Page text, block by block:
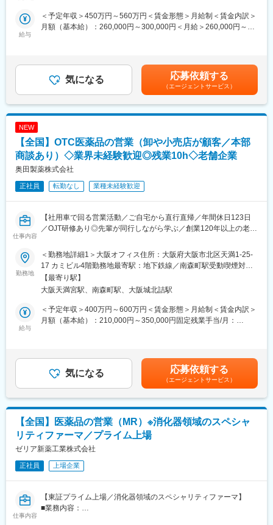
の駐在の場合もあります。
勤務可能性がある住所：
東京都中央区日本橋堀留町1-11-12ＪＰＲ日本橋堀留ビル2階
埼玉県さいたま市大宮区桜木町1-11-9ﾆｯｾｲ大宮桜木町ﾋﾞﾙ9F
事業内容：医療用医薬品分野（医薬品部門）
域です。対象となる診療科は多いですが、特に高齢者医療や女性
医療に注力しています。
Medical Representative（メディカル・リプレゼンタティブ）の
略で、日本語では「医薬情報担当者」を意味します。医師や薬剤
師などの医療従事者に対して、自社製品である漢方薬に関する情
報を提供し、漢方薬の適正使用を促進する役割を担っています。
入社後、未経験の方は2か月間（8~9月）、経験者の方も1ヶ月間
（8月）本社研修がありしっかりとフォローします。漢方業界が初
めての方でもご安心ください！内容は学術（医薬品・漢方薬）、
情報提供や説明会のロールプレイイング等インプット、アウトプ
ットの両方の研修を予定しており、現場でご活躍いただくための
土台を固めます。（研修期間は変動の可能性あり）
■魅力：
・産育休、子ども看護休暇、介護休暇、各種自己啓発制度あり
■勤務地補足：
※配属予定拠点の詳しくは以下ご参照くださいませ。
https://www.kracie.co.jp/company/info/office.html
の駐在の場合もあります。
※駐在の場合も、会議等の業務で月に数回支店や営業所、出張所等
■クラシエ(株)へ入社後本社での研修期間を経て、MR職としては
クラシエ薬品(株)への在籍出向となります。
出向先：クラシエ薬品株式会社
※その他全国いずれかの営業所への配属となります。
事業内容：医療用医薬品分野（医薬品部門）
給与
＜予定年収＞450万円～560万円＜賃金形態＞月給制＜賃金内訳＞
月額（基本給）：260,000円～300,000円＜月給＞260,000円～
までも目安の金額であり、選考を通じて上下する可能性がありま
す。月給(月額)は固定手当を含めた表記です。
気になる 応募依頼する
（エージェントサービス）
NEW
【全国】OTC医薬品の営業（卸や小売店が顧客／本部
商談あり）◇業界未経験歓迎◎残業10h◇老舗企業
奥田製薬株式会社
正社員 転勤なし 業種未経験歓迎
仕事内容
【社用車で回る営業活動／ご自宅から直行直帰／年間休日123日
／OJT研修あり◎先輩が同行しながら学ぶ／創業120年以上の老舗
■業務内容：
医薬品卸やドラッグストア本部に対し、OTC医薬品の新商品提案
や販売促進施策の企画・提案営業をお任せします。
営業先は既存取引先が主となりますが、新規先開拓も積極的に行
います。
・販売促進施策の企画・提案
・本部バイヤーとの商談・関係構築
＜取扱商材＞
現在はOTC医薬品が中心で、内服固形剤（鎮痛薬など）、外用剤
（点鼻薬、虫刺され薬など）のNB品・PB品を取り扱っていま
す。
今後は健康食品や機能性表示食品などの分野へ事業領域が広がる
可能性もあります。
＜働き方＞
社用車を利用して営業活動を行います。
勤務地
＜勤務地詳細1＞大阪オフィス住所：大阪府大阪市北区天満1-25-
17 カミビル4階勤務地最寄駅：地下鉄線／南森町駅受動喫煙対
策：敷地内全面禁煙＜勤務地詳細2＞全国住所：自宅から直行直帰
です 受動喫煙対策：屋内全面禁煙変更の範囲：無
【最寄り駅】
大阪天満宮駅、南森町駅、大阪城北詰駅
給与
＜予定年収＞400万円～600万円＜賃金形態＞月給制＜賃金内訳＞
月額（基本給）：210,000円～350,000円固定残業手当/月：
給与詳細は、あくまでも目安の金額であり、選考を通じて上下す
る可能性があります。■昇給：年1回（0.50％～1.00％）■賞与：
年2回（計3ヵ月分以上）賃金はあくまでも目安の金額であり、選
考を通じて上下する可能性があります。月給(月額)は固定手当を含
めた表記です。
気になる 応募依頼する
（エージェントサービス）
【全国】医薬品の営業（MR）※消化器領域のスペシャ
リティファーマ／プライム上場
ゼリア新薬工業株式会社
正社員 上場企業
仕事内容
【東証プライム上場／消化器領域のスペシャリティファーマ】
■業務内容：